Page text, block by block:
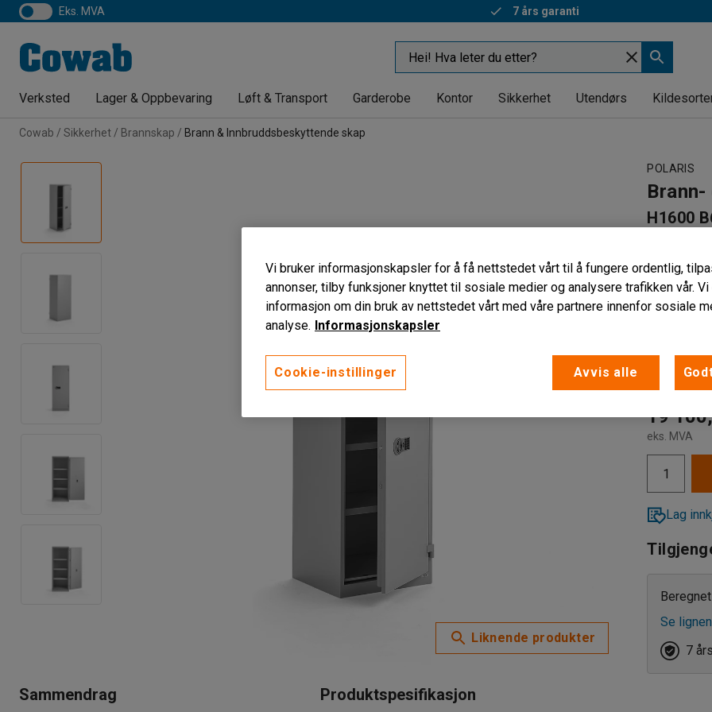
eks. MVA 7 års garanti
Verksted Lager & Oppbevaring Løft & Transport Garderobe Kontor Sikkerhet Utendørs
Cowab Sikkerhet Brannskap Brann & Innbruddsbeskyttende skap
Liknende produkter
Sammendrag Produktspesifikasjon
POLARIS
H1600
Flyttbare
19
eks. MVA
Lag
Se
7
Vi bruker informasjonskapsler for å få nettstedet vårt til å fungere ordentlig,
annonser, tilby funksjoner knyttet til sosiale medier og analysere trafikken vår.
informasjon om din bruk av nettstedet vårt med våre partnere innenfor sosiale
analyse. Informasjonskapsler
Cookie-instillinger Avvis alle